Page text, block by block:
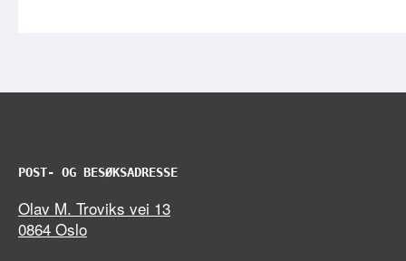
POST- OG BESØKSADRESSE
Olav M. Troviks vei 13
0864 Oslo